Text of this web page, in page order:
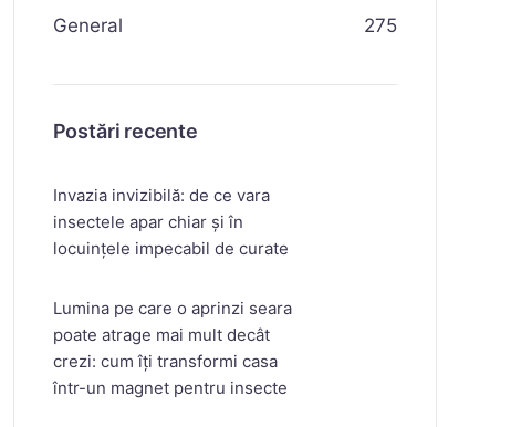
General 275
Postări recente
Invazia invizibilă: de ce vara
insectele apar chiar și în
locuințele impecabil de curate
Lumina pe care o aprinzi seara
poate atrage mai mult decât
crezi: cum îți transformi casa
într-un magnet pentru insecte